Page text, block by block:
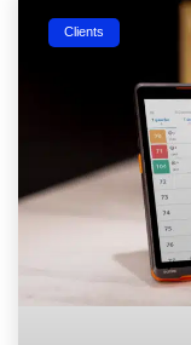
Clients